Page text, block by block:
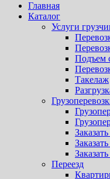
Главная
Каталог
Услуги
Подъем
Такелаж
Переезд